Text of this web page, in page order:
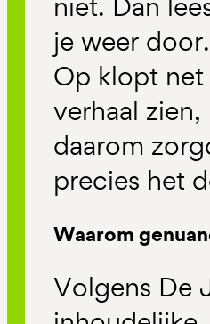
je weer
Op klopt net
verhaal
daarom
precies het
Waarom
Volgens De